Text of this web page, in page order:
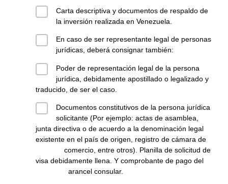
Carta descriptiva y documentos de respaldo de
la inversión realizada en Venezuela.
En caso de ser representante legal de personas
jurídicas, deberá consignar también:
Poder de representación legal de la persona
jurídica, debidamente apostillado o legalizado y
traducido, de ser el caso.
Documentos constitutivos de la persona jurídica
solicitante (Por ejemplo: actas de asamblea,
junta directiva o de acuerdo a la denominación legal
existente en el país de origen, registro de cámara de
comercio, entre otros). Planilla de solicitud de
visa debidamente llena. Y comprobante de pago del
arancel consular.